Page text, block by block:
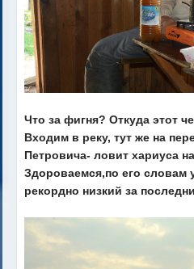
Что за фигня? Откуда этот
Входим в реку, тут же на
Петровича- ловит хариуса
Здороваемся,по его словам
рекордно низкий за